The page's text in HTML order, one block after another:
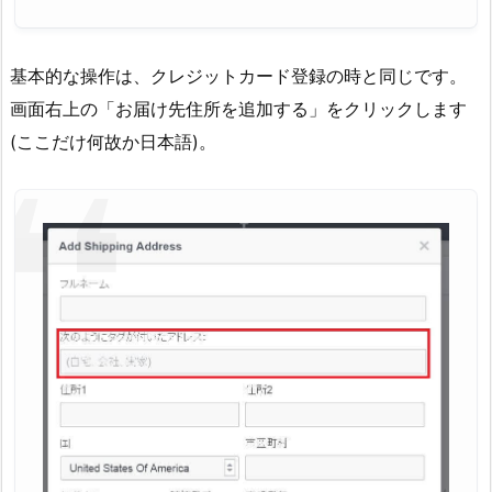
基本的な操作は、クレジットカード登録の時と同じです。
画面右上の「お届け先住所を追加する」をクリックします
(ここだけ何故か日本語)。